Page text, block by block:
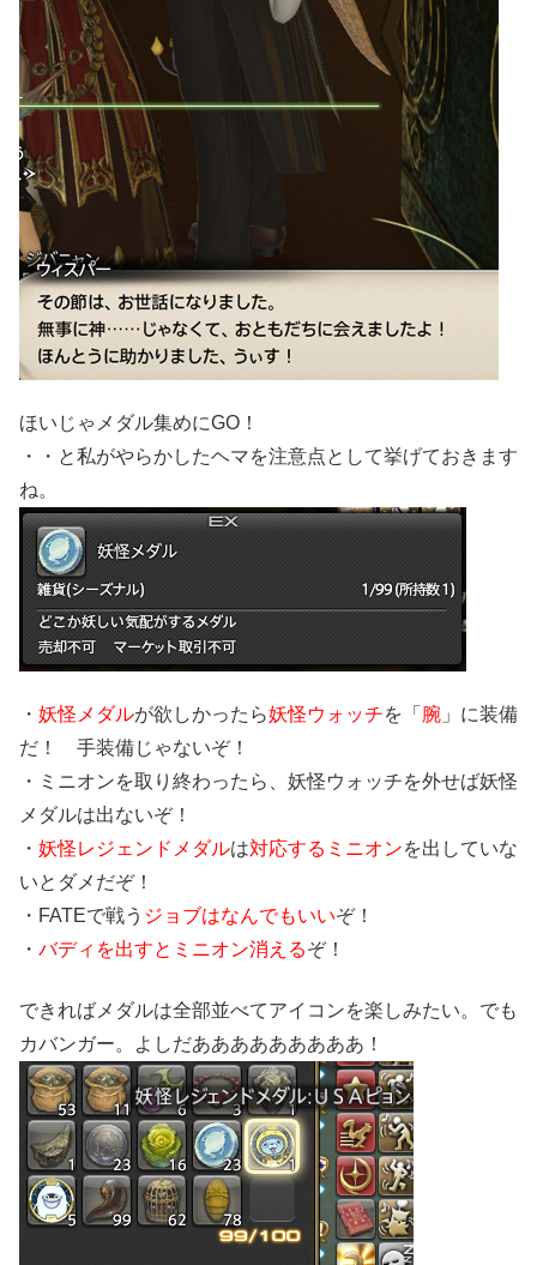
ほいじゃメダル集めにGO！
・・と私がやらかしたヘマを注意点として挙げておきます
ね。
・ 妖怪メダルが欲しかったら妖怪ウォッチを「 腕 」に装備
だ！ 手装備じゃないぞ！
・ミニオンを取り終わったら、妖怪ウォッチを外せば妖怪
メダルは出ないぞ！
・ 妖怪レジェンドメダルは対応するミニオンを出していな
いとダメだぞ！
・FATEで戦う ジョブはなんでもいいぞ！
・ バディを出すとミニオン消えるぞ！
できればメダルは全部並べてアイコンを楽しみたい。でも
カバンガー。よしだあああああああああ！